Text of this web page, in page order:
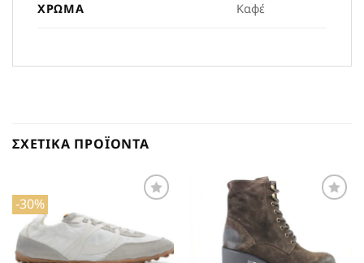
ΧΡΏΜΑ Καφέ
ΣΧΕΤΙΚΆ ΠΡΟΪΌΝΤΑ
-30%
Επιθυμιών